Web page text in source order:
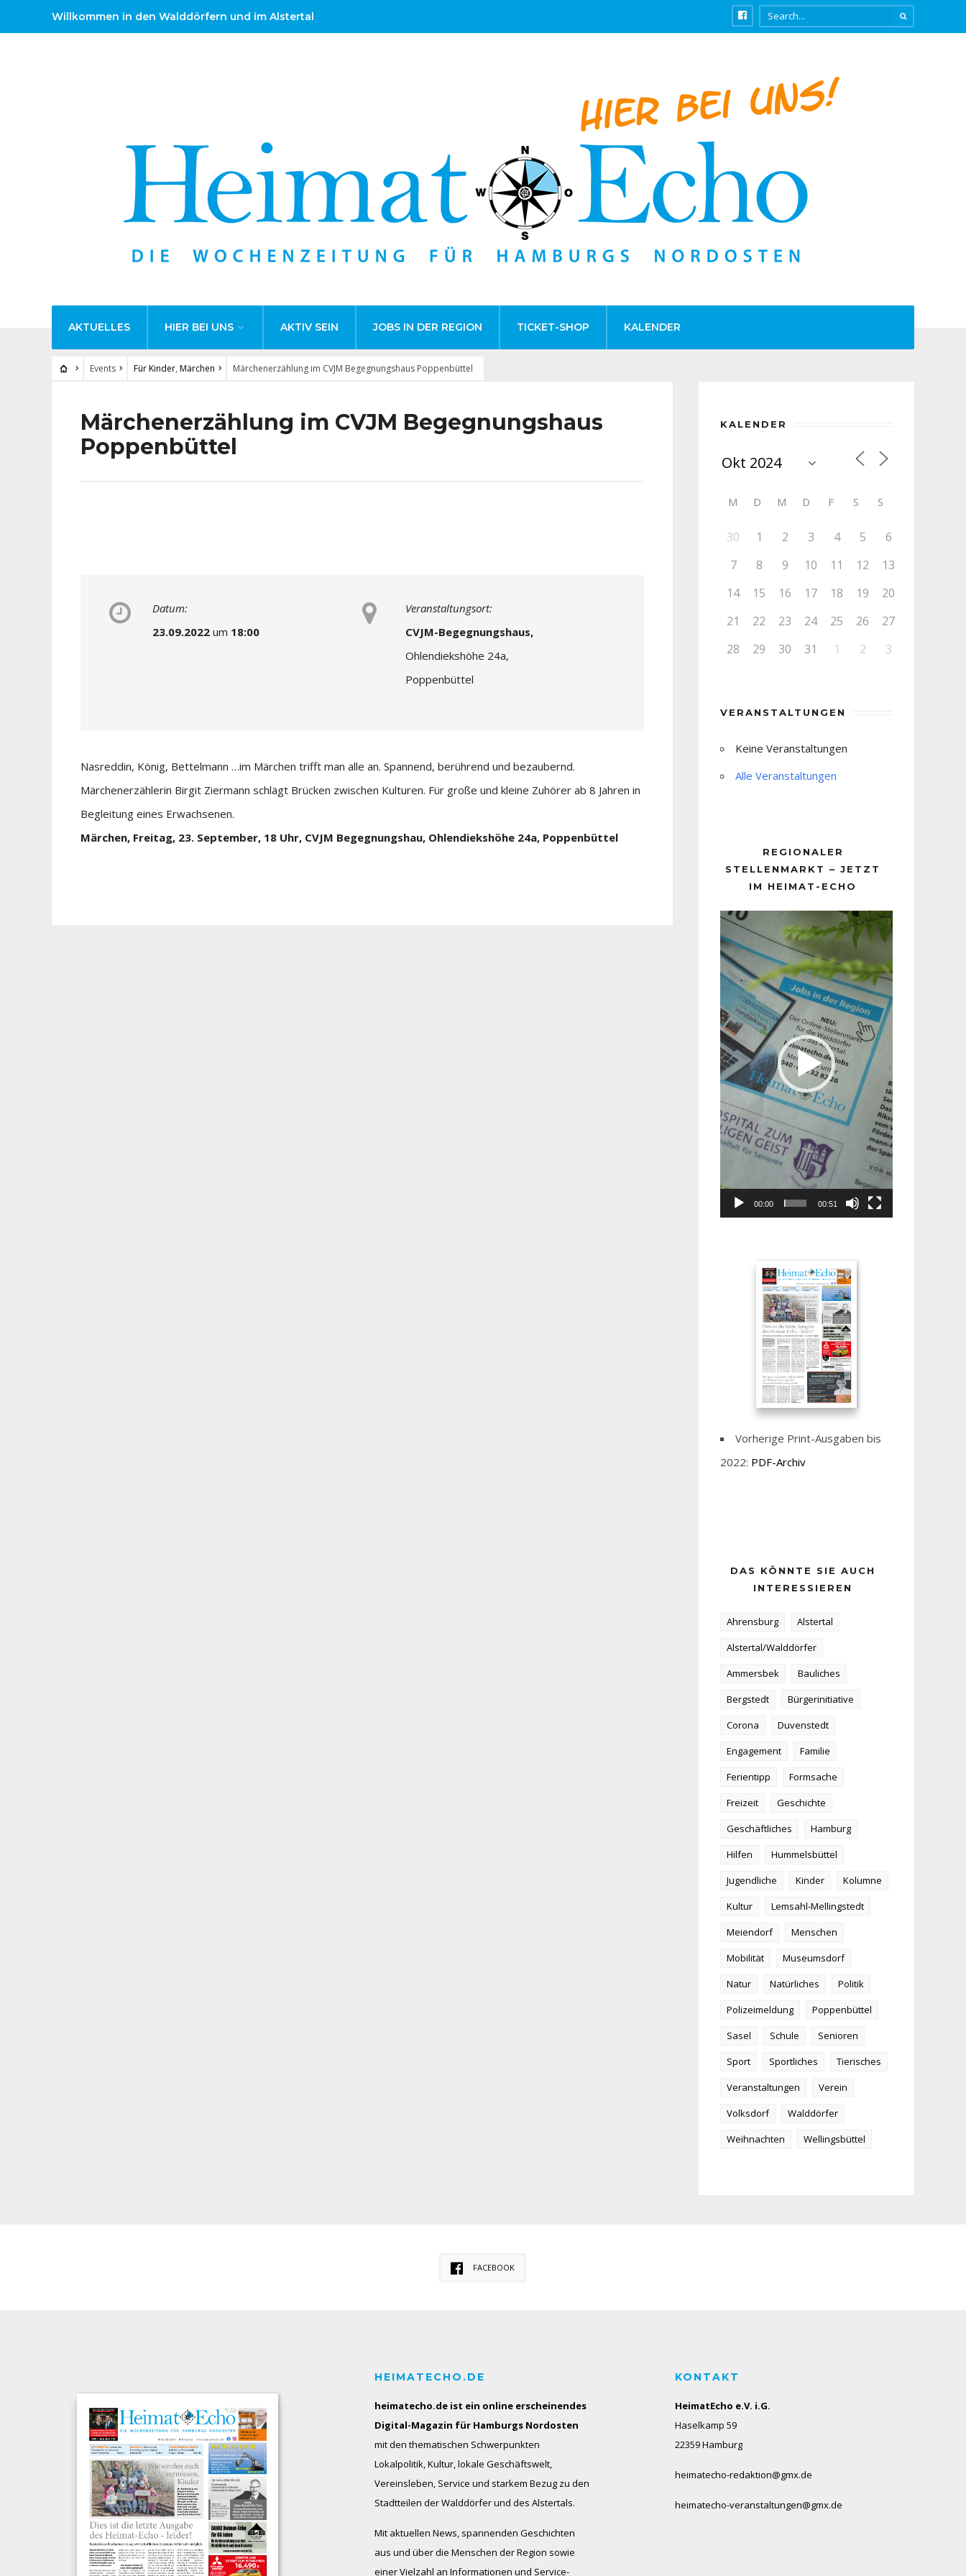
Willkommen in den Walddörfern und im Alstertal
AKTUELLES HIER BEI UNS AKTIV SEIN JOBS IN DER REGION TICKET-SHOP KALENDER
Events Für Kinder, Märchen Märchenerzählung im CVJM Begegnungshaus Poppenbüttel
Märchenerzählung im CVJM Begegnungshaus
Poppenbüttel
Datum:
23.09.2022 um 18:00
Veranstaltungsort:
CVJM-Begegnungshaus,
Ohlendiekshöhe 24a,
Poppenbüttel
Nasreddin, König, Bettelmann …im Märchen trifft man alle an. Spannend, berührend und bezaubernd.
Märchenerzählerin Birgit Ziermann schlägt Brücken zwischen Kulturen. Für große und kleine Zuhörer ab 8 Jahren in
Begleitung eines Erwachsenen.
Märchen, Freitag, 23. September, 18 Uhr, CVJM Begegnungshau, Ohlendiekshöhe 24a, Poppenbüttel
KALENDER
M D M D F S S
30 1 2 3 4 5
6
7
8 9 10 11 12
13
14
15 16 17 18 19
20
21
22 23 24 25 26
27
28
29 30 31 1 2 3
VERANSTALTUNGEN
Keine Veranstaltungen
Alle Veranstaltungen
REGIONALER
STELLENMARKT – JETZT
IM HEIMAT-ECHO
Player
00:00 00:51
Vorherige Print-Ausgaben bis
2022: PDF-Archiv
DAS KÖNNTE SIE AUCH
INTERESSIEREN
Ahrensburg
Alstertal
Alstertal/Walddörfer
Ammersbek
Bauliches
Bergstedt
Bürgerinitiative
Corona
Duvenstedt
Engagement
Familie
Ferientipp
Formsache
Freizeit
Geschichte
Geschäftliches
Hamburg
Hilfen
Hummelsbüttel
Jugendliche
Kinder
Kolumne
Kultur
Lemsahl-Mellingstedt
Meiendorf
Menschen
Mobilität
Museumsdorf
Natur
Natürliches
Politik
Polizeimeldung
Poppenbüttel
Sasel
Schule
Senioren
Sport
Sportliches
Tierisches
Veranstaltungen
Verein
Volksdorf
Walddörfer
Weihnachten
Wellingsbüttel
FACEBOOK
HEIMATECHO.DE
heimatecho.de ist ein online erscheinendes
Digital-Magazin für Hamburgs Nordosten
mit den thematischen Schwerpunkten
Lokalpolitik, Kultur, lokale Geschäftswelt,
Vereinsleben, Service und starkem Bezug zu den
Stadtteilen der Walddörfer und des Alstertals.
Mit aktuellen News, spannenden Geschichten
aus und über die Menschen der Region sowie
einer Vielzahl an Informationen und Service-
KONTAKT
HeimatEcho e.V. i.G.
Haselkamp 59
22359 Hamburg
heimatecho-redaktion@gmx.de
heimatecho-veranstaltungen@gmx.de